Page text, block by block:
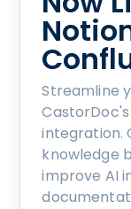
Streamline
integration.
knowledge
improve AI